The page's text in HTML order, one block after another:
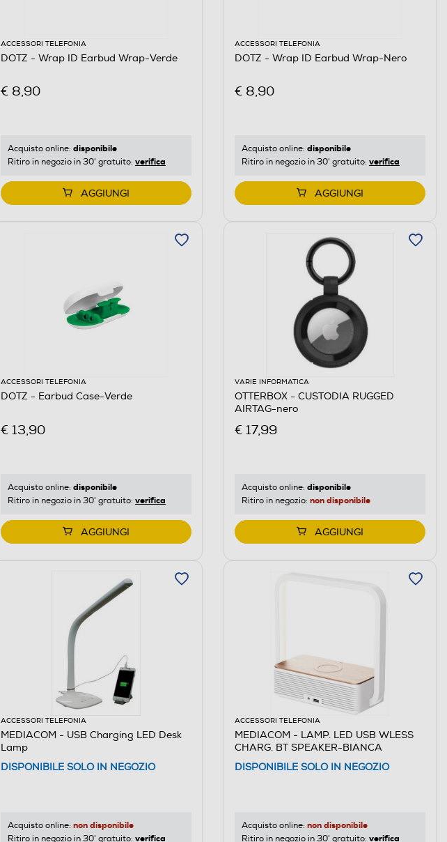
ACCESSORI TELEFONIA
DOTZ - Wrap ID Earbud Wrap-Verde
€ 8,90
Acquisto online: disponibile
Ritiro in negozio in 30' gratuito: verifica
AGGIUNGI
ACCESSORI TELEFONIA
DOTZ - Wrap ID Earbud Wrap-Nero
€ 8,90
Acquisto online: disponibile
Ritiro in negozio in 30' gratuito: verifica
AGGIUNGI
ACCESSORI TELEFONIA
DOTZ - Earbud Case-Verde
€ 13,90
Acquisto online: disponibile
Ritiro in negozio in 30' gratuito: verifica
AGGIUNGI
VARIE INFORMATICA
OTTERBOX - CUSTODIA RUGGED
AIRTAG-nero
€ 17,99
Acquisto online: disponibile
Ritiro in negozio: non disponibile
AGGIUNGI
ACCESSORI TELEFONIA
MEDIACOM - USB Charging LED Desk
Lamp
DISPONIBILE SOLO IN NEGOZIO
Acquisto online: non disponibile
Ritiro in negozio in 30' gratuito: verifica
ACCESSORI TELEFONIA
MEDIACOM - LAMP. LED USB WLESS
CHARG. BT SPEAKER-BIANCA
DISPONIBILE SOLO IN NEGOZIO
Acquisto online: non disponibile
Ritiro in negozio in 30' gratuito: verifica